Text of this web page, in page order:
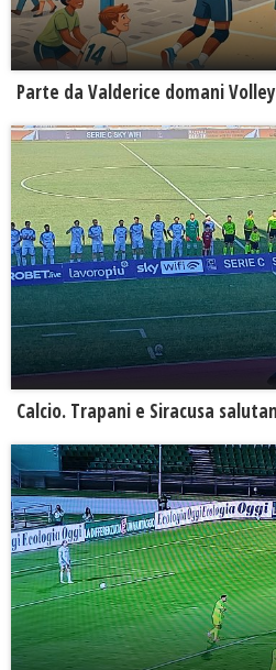
Parte da Valderice domani
Calcio. Trapani e Siracusa